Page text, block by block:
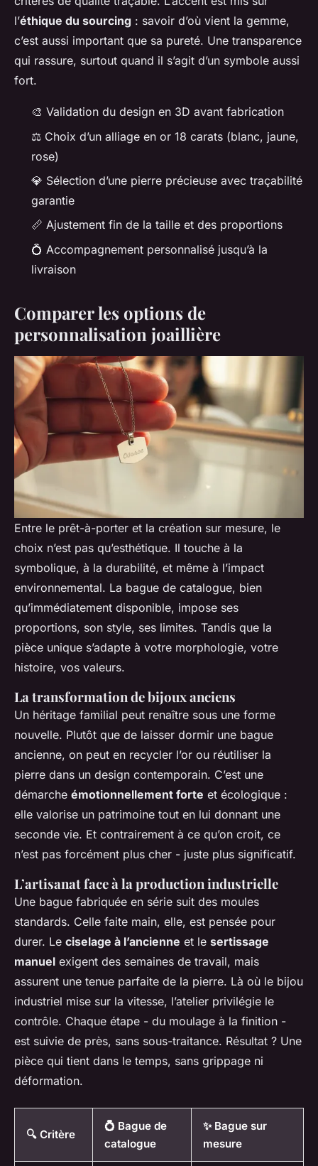
l’éthique du sourcing : savoir d’où vient la gemme,
c’est aussi important que sa pureté. Une transparence
qui rassure, surtout quand il s’agit d’un symbole aussi
fort.
🎨 Validation du design en 3D avant fabrication
⚖️ Choix d’un alliage en or 18 carats (blanc, jaune,
rose)
💎 Sélection d’une pierre précieuse avec traçabilité
garantie
📏 Ajustement fin de la taille et des proportions
💍 Accompagnement personnalisé jusqu’à la
livraison
Comparer les options de
personnalisation joaillière
Entre le prêt-à-porter et la création sur mesure, le
choix n’est pas qu’esthétique. Il touche à la
symbolique, à la durabilité, et même à l’impact
environnemental. La bague de catalogue, bien
qu’immédiatement disponible, impose ses
proportions, son style, ses limites. Tandis que la
pièce unique s’adapte à votre morphologie, votre
histoire, vos valeurs.
La transformation de bijoux anciens
Un héritage familial peut renaître sous une forme
nouvelle. Plutôt que de laisser dormir une bague
ancienne, on peut en recycler l’or ou réutiliser la
pierre dans un design contemporain. C’est une
démarche émotionnellement forte et écologique :
elle valorise un patrimoine tout en lui donnant une
seconde vie. Et contrairement à ce qu’on croit, ce
n’est pas forcément plus cher - juste plus significatif.
L’artisanat face à la production industrielle
Une bague fabriquée en série suit des moules
standards. Celle faite main, elle, est pensée pour
durer. Le ciselage à l’ancienne et le sertissage
manuel exigent des semaines de travail, mais
assurent une tenue parfaite de la pierre. Là où le bijou
industriel mise sur la vitesse, l’atelier privilégie le
contrôle. Chaque étape - du moulage à la finition -
est suivie de près, sans sous-traitance. Résultat ? Une
pièce qui tient dans le temps, sans grippage ni
déformation.
🔍 Critère
💍 Bague de
catalogue
✨ Bague sur
mesure